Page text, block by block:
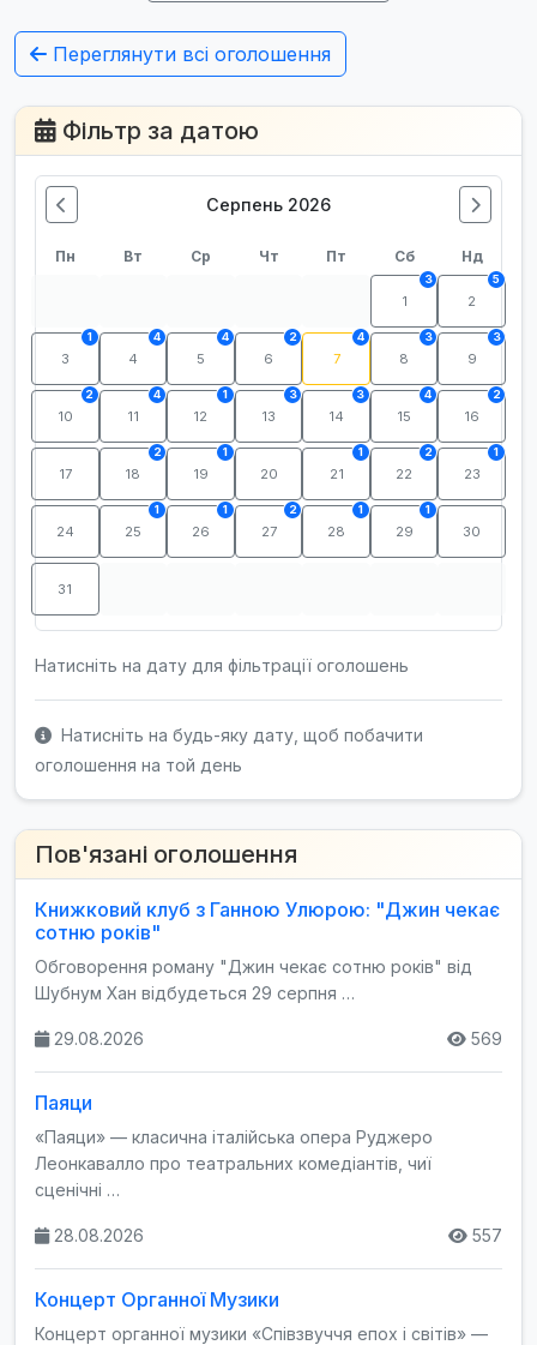
Переглянути всі оголошення
Фільтр за датою
Серпень 2026
Пн Вт Ср Чт Пт Сб Нд
1
3
2
5
3
1
4
4
5
4
6
2
7
4
8
3
9
3
10
2
11
4
12
1
13
3
14
3
15
4
16
2
17 18
2
19
1
20 21
1
22
2
23
1
24 25
1
26
1
27
2
28
1
29
1
30
31
Натисніть на дату для фільтрації оголошень
Натисніть на будь-яку дату, щоб побачити
оголошення на той день
Пов'язані оголошення
Книжковий клуб з Ганною Улюрою: "Джин чекає
сотню років"
Обговорення роману "Джин чекає сотню років" від
Шубнум Хан відбудеться 29 серпня …
29.08.2026 569
Паяци
«Паяци» — класична італійська опера Руджеро
Леонкавалло про театральних комедіантів, чиї
сценічні …
28.08.2026 557
Концерт Органної Музики
Концерт органної музики «Співзвуччя епох і світів» —